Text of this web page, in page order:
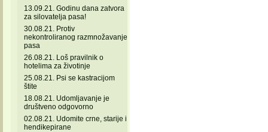
13.09.21. Godinu dana zatvora
za silovatelja pasa!
30.08.21. Protiv
nekontroliranog razmnožavanje
pasa
26.08.21. Loš pravilnik o
hotelima za životinje
25.08.21. Psi se kastracijom
štite
18.08.21. Udomljavanje je
društveno odgovorno
02.08.21. Udomite crne, starije i
hendikepirane